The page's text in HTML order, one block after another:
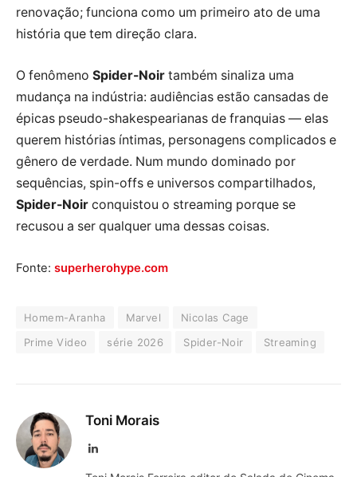
renovação; funciona como um primeiro ato de uma
história que tem direção clara.
O fenômeno Spider-Noir também sinaliza uma
mudança na indústria: audiências estão cansadas de
épicas pseudo-shakespearianas de franquias — elas
querem histórias íntimas, personagens complicados e
gênero de verdade. Num mundo dominado por
sequências, spin-offs e universos compartilhados,
Spider-Noir conquistou o streaming porque se
recusou a ser qualquer uma dessas coisas.
Fonte: superherohype.com
Homem-Aranha Marvel
Nicolas Cage
Prime Video
série 2026 Spider-Noir Streaming
Toni Morais
LinkedIn